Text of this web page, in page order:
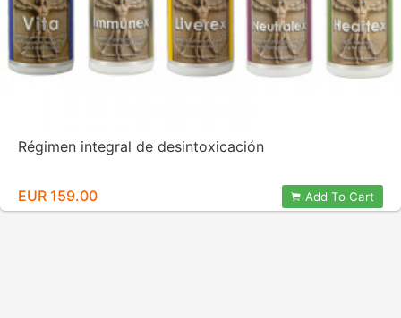
Régimen integral de desintoxicación
EUR 159.00 Add To Cart